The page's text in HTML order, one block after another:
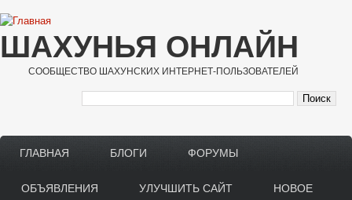
Перейти к основному содержанию
ШАХУНЬЯ ОНЛАЙН
СООБЩЕСТВО ШАХУНСКИХ ИНТЕРНЕТ-ПОЛЬЗОВАТЕЛЕЙ
Main menu
ГЛАВНАЯ БЛОГИ ФОРУМЫ
ОБЪЯВЛЕНИЯ УЛУЧШИТЬ САЙТ НОВОЕ